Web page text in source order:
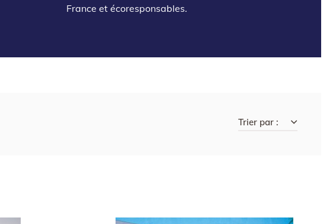
France et écoresponsables.
Trier par :